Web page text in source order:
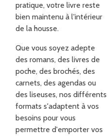
pratique, votre livre reste
bien maintenu à l'intérieur
de la housse.
Que vous soyez adepte
des romans, des livres de
poche, des brochés, des
carnets, des agendas ou
des liseuses, nos différents
formats s'adaptent à vos
besoins pour vous
permettre d'emporter vos